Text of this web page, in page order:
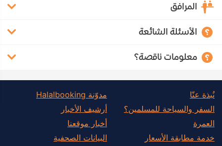
المرافق
الأسئلة الشائعة
معلومات ناقصة؟
نُبذة عنّا
السفر والسياحة للمسلمين؟
العمرة
خدمة مطابقة الأسعار
مدوّنة Halalbooking
أرشيف الأخبار
أخبار موقعنا
البيانات الصحفية